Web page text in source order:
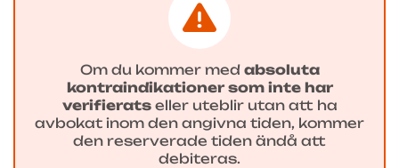
Om du kommer med absoluta
kontraindikationer som inte har
verifieratseller uteblir utan att ha
avbokat inom den angivna tiden, kommer
den reserverade tiden ändå att
debiteras.